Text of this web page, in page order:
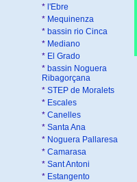
* l'Ebre
* Mequinenza
* bassin rio Cinca
* Mediano
* El Grado
* bassin Noguera
Ribagorçana
* STEP de Moralets
* Escales
* Canelles
* Santa Ana
* Noguera Pallaresa
* Camarasa
* Sant Antoni
* Estangento